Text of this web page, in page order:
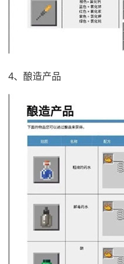
4、酿造产品